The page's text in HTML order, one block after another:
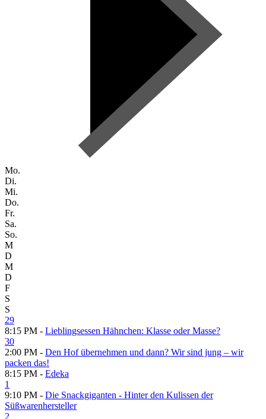
Mo.
Di.
Mi.
Do.
Fr.
Sa.
So.
M
D
M
D
F
S
S
29
8:15 PM - Lieblingsessen Hähnchen: Klasse oder Masse?
30
2:00 PM - Den Hof übernehmen und dann? Wir sind jung – wir
packen das!
8:15 PM - Edeka
1
9:10 PM - Die Snackgiganten - Hinter den Kulissen der
Süßwarenhersteller
2